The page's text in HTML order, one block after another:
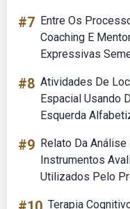
#7 Entre Os
Coaching E
Expressivas
#8 Atividades De
Espacial Usando
Esquerda
#9 Relato Da Análise
Instrumentos
Utilizados Pelo
Terapia